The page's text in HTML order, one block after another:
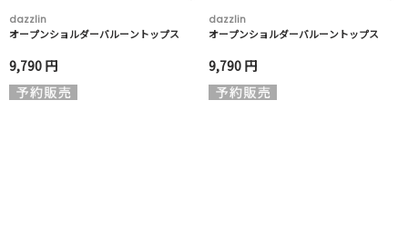
dazzlin
オープンショルダーバルーントップス
9,790 円
dazzlin
オープンショルダーバルーントップス
9,790 円